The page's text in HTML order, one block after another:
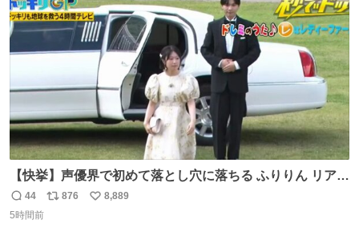
【快挙】声優界で初めて落とし穴に落ちる ふりりん リアク
返
信
44
リ
876
い
8,889
5時間前